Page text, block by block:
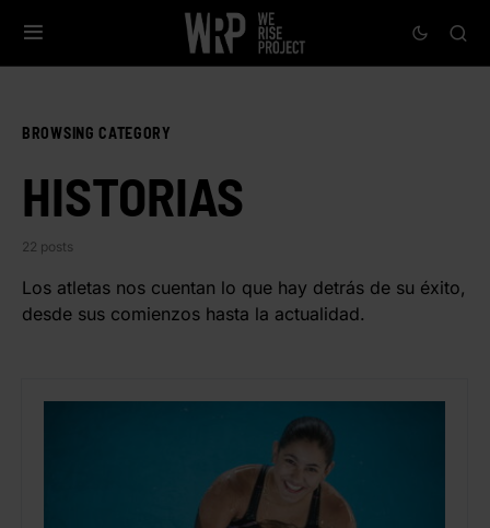
BROWSING CATEGORY
HISTORIAS
22 posts
Los atletas nos cuentan lo que hay detrás de su éxito,
desde sus comienzos hasta la actualidad.